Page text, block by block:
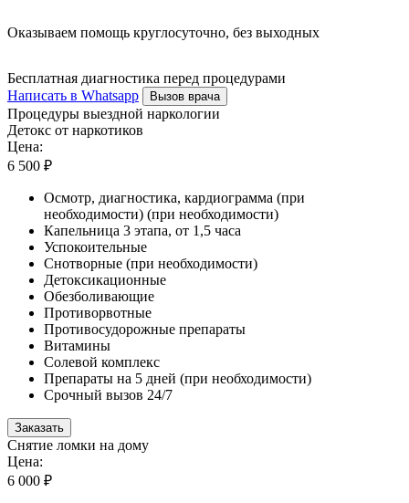
Оказываем помощь круглосуточно, без выходных
Бесплатная диагностика перед процедурами
Написать в Whatsapp
Вызов врача
Процедуры выездной наркологии
Детокс от наркотиков
Цена:
6 500 ₽
Осмотр, диагностика, кардиограмма (при
необходимости) (при необходимости)
Капельница 3 этапа, от 1,5 часа
Успокоительные
Снотворные (при необходимости)
Детоксикационные
Обезболивающие
Противорвотные
Противосудорожные препараты
Витамины
Солевой комплекс
Препараты на 5 дней (при необходимости)
Срочный вызов 24/7
Заказать
Снятие ломки на дому
Цена:
6 000 ₽